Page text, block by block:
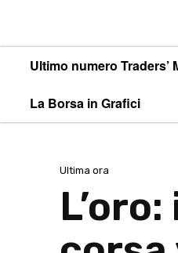
Ultimo numero Traders’
La Borsa in Grafici
Ultima ora